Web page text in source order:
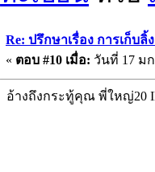
Re: ปรึกษาเรื่อง การเก็บ
« ตอบ #10 เมื่อ: วันที่ 17 มก
อ้างถึงกระทู้คุณ พี่ใหญ่20